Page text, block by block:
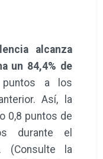
alcanza
un 84,4% de
a los
Así, la
0,8 puntos de
durante el
(Consulte la